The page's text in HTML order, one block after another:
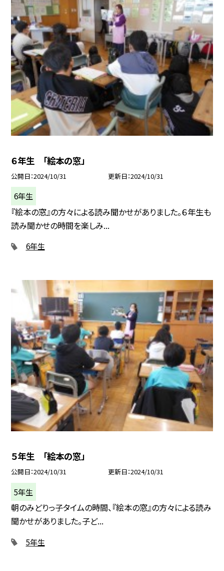
６年生 「絵本の窓」
公開日 2024/10/31 更新日 2024/10/31
6年生
『絵本の窓』の方々による読み聞かせがありました。６年生も
読み聞かせの時間を楽しみ...
6年生
５年生 「絵本の窓」
公開日 2024/10/31 更新日 2024/10/31
5年生
朝のみどりっ子タイムの時間、『絵本の窓』の方々による読み
聞かせがありました。子ど...
5年生